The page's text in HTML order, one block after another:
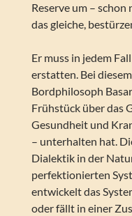
Reserve um –
das gleiche,
Er muss in jedem
erstatten. Bei
Bordphilosoph
Frühstück über das
Gesundheit und
– unterhalten hat.
Dialektik in der
perfektionierten
entwickelt das
oder fällt in einer